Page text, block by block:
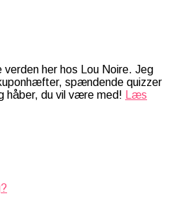
her hos Lou Noire. Jeg
spændende quizzer
håber, du vil være med!
Læs